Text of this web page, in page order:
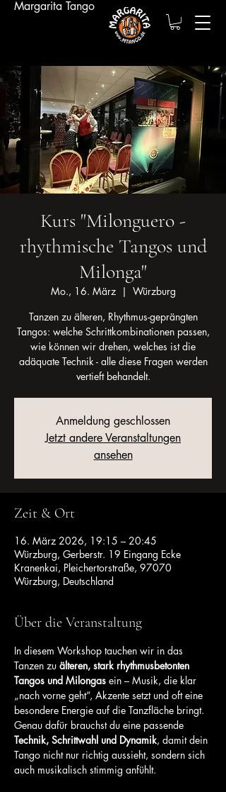
Margarita Tango
Kurs "Milonguero -
rhythmische Tangos und
Milonga"
Mo., 16. März
  |
Würzburg
Tanzen zu älteren, Rhythmus-geprängten
Tangos: welche Schrittkombinationen passen,
wie können wir drehen, welches ist die
adäquate Technik - alle diese Fragen werden
vertieft behandelt.
Anmeldung geschlossen
Jetzt andere Veranstaltungen
ansehen
Zeit & Ort
16. März 2026, 19:15 – 20:45
Würzburg, Gerberstr. 19 Eingang Ecke
Kranenkai, Pleichertorstraße, 97070
Würzburg, Deutschland
Über die Veranstaltung
In diesem Workshop tauchen wir in das
Tanzen zu älteren, stark rhythmusbetonten
Tangos und Milongas ein – Musik, die klar
„nach vorne geht“, Akzente setzt und oft eine
besondere Energie auf die Tanzfläche bringt.
Genau dafür brauchst du eine passende
Technik, Schrittwahl und Dynamik, damit dein
Tango nicht nur richtig aussieht, sondern sich
auch musikalisch stimmig anfühlt.